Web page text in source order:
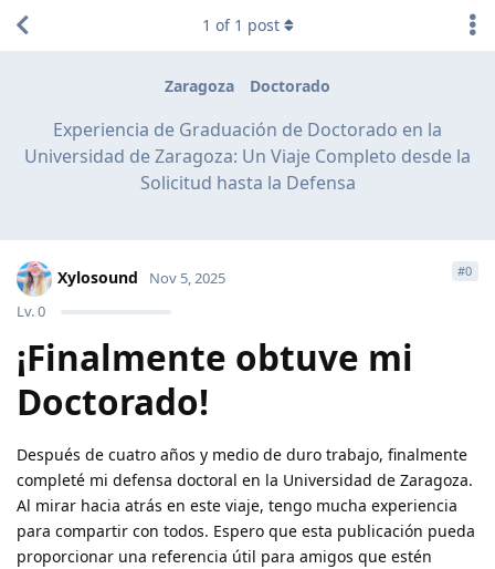
Zaragoza Doctorado
Experiencia de Graduación de Doctorado en la
Universidad de Zaragoza: Un Viaje Completo desde la
Solicitud hasta la Defensa
1 of 1 post
Xylosound
Lv.0
Nov 5, 2025 #0
¡Finalmente obtuve mi
Doctorado!
Después de cuatro años y medio de duro trabajo, finalmente
completé mi defensa doctoral en la Universidad de Zaragoza.
Al mirar hacia atrás en este viaje, tengo mucha experiencia
para compartir con todos. Espero que esta publicación pueda
proporcionar una referencia útil para amigos que estén